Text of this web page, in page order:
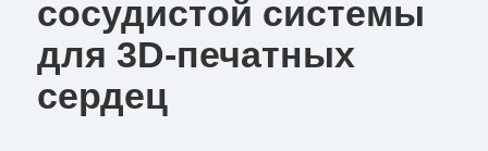
сосудистой системы
для 3D-печатных
сердец